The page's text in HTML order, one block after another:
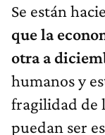
Se están
que la
otra a
humanos y
fragilidad de
puedan ser